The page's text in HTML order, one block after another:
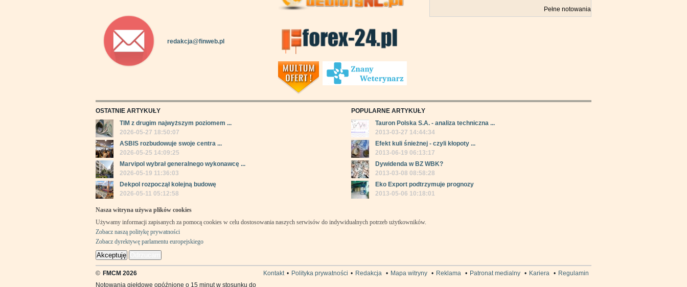
redakcja@finweb.pl
Pełne notowania
OSTATNIE ARTYKUŁY
TIM z drugim najwyższym poziomem ...
2026-05-27 18:50:07
ASBIS rozbudowuje swoje centra ...
2026-05-25 14:09:25
Marvipol wybrał generalnego wykonawcę ...
2026-05-19 11:36:03
Dekpol rozpoczął kolejną budowę
2026-05-11 05:12:58
POPULARNE ARTYKUŁY
Tauron Polska S.A. - analiza techniczna ...
2013-03-27 14:44:34
Efekt kuli śnieżnej - czyli kłopoty ...
2013-06-19 06:13:17
Dywidenda w BZ WBK?
2013-03-08 08:58:28
Eko Export podtrzymuje prognozy
2013-05-06 10:18:01
Nasza witryna używa plików cookies
Używamy informacji zapisanych za pomocą cookies w celu dostosowania naszych serwisów do indywidualnych potrzeb użytkowników.
Zobacz naszą politykę prywatności
Zobacz dyrektywę parlamentu europejskiego
Akceptuję
© FMCM 2026 Kontakt • Polityka prywatności • Redakcja • Mapa witryny • Reklama • Patronat medialny • Kariera • Regulamin
Notowania giełdowe opóźnione o 15 minut w stosunku do